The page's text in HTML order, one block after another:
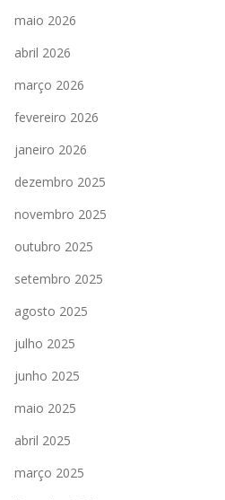
maio 2026
abril 2026
março 2026
fevereiro 2026
janeiro 2026
dezembro 2025
novembro 2025
outubro 2025
setembro 2025
agosto 2025
julho 2025
junho 2025
maio 2025
abril 2025
março 2025